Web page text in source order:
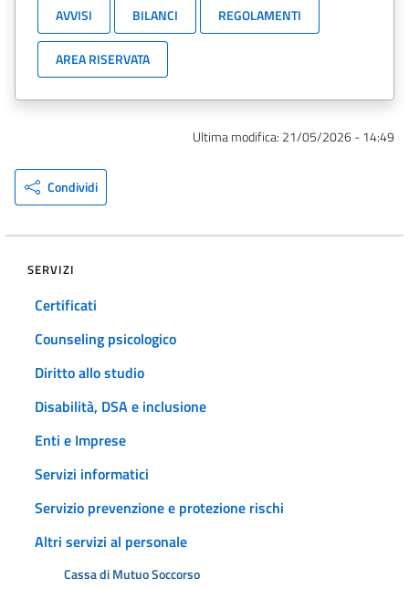
AVVISI BILANCI REGOLAMENTI
AREA RISERVATA
Ultima modifica: 21/05/2026 - 14:49
Condividi
SERVIZI
Certificati
Counseling psicologico
Diritto allo studio
Disabilità, DSA e inclusione
Enti e Imprese
Servizi informatici
Servizio prevenzione e protezione rischi
Altri servizi al personale
Cassa di Mutuo Soccorso